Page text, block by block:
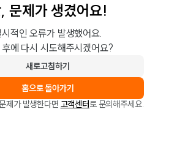
문제가 생겼어요!
시적인 오류가 발생했어요.
에 다시 시도해주시겠어요?
새로고침하기
홈으로 돌아가기
제가 발생한다면 고객센터로 문의해주세요.